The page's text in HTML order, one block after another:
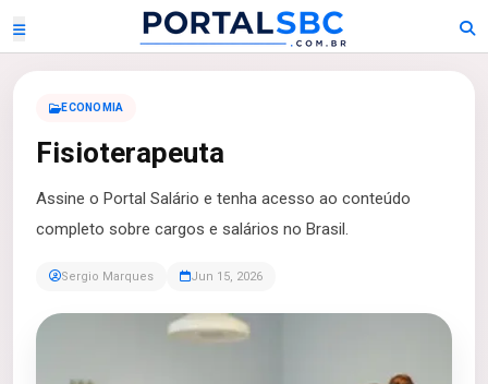
ECONOMIA
Fisioterapeuta
Assine o Portal Salário e tenha acesso ao conteúdo
completo sobre cargos e salários no Brasil.
Sergio Marques Jun 15, 2026